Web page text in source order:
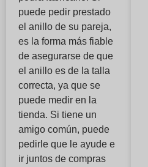
puede pedir prestado
el anillo de su pareja,
es la forma más fiable
de asegurarse de que
el anillo es de la talla
correcta, ya que se
puede medir en la
tienda. Si tiene un
amigo común, puede
pedirle que le ayude e
ir juntos de compras